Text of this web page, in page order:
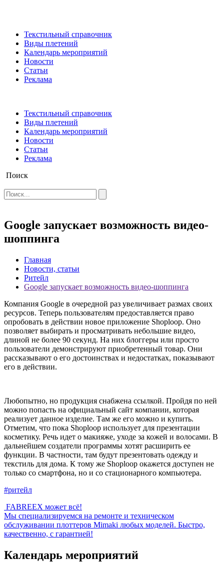
Текстильный справочник
Виды плетений
Календарь мероприятий
Новости
Статьи
Реклама
Текстильный справочник
Виды плетений
Календарь мероприятий
Новости
Статьи
Реклама
Поиск
Google запускает возможность видео-
шоппинга
Главная
Новости, статьи
Ритейл
Google запускает возможность видео-шоппинга
Компания Google в очередной раз увеличивает размах своих
ресурсов. Теперь пользователям предоставляется право
опробовать в действии новое приложение Shoploop. Оно
позволяет выбирать и просматривать небольшие видео,
длиной не более 90 секунд. На них блоггеры или просто
пользователи демонстрируют приобретенный товар. Они
рассказывают о его достоинствах и недостатках, показывают
его в действии.
Любопытно, но продукция снабжена ссылкой. Пройдя по ней
можно попасть на официальный сайт компании, которая
реализует данное изделие. Там же его можно и купить.
Отметим, что пока Shoploop использует для презентации
косметику. Речь идет о макияже, уходе за кожей и волосами. В
дальнейшем создатели программы хотят расширить ее
функции. В частности, там будут презентовать одежду и
текстиль для дома. К тому же Shoploop окажется доступен не
только со смартфона, но и со стационарного компьютера.
#ритейл
FABREEX может всё!
Мы специализируемся на ремонте и техническом
обслуживании плоттеров Mimaki любых моделей. Быстро,
качественно, с гарантией!
Календарь мероприятий